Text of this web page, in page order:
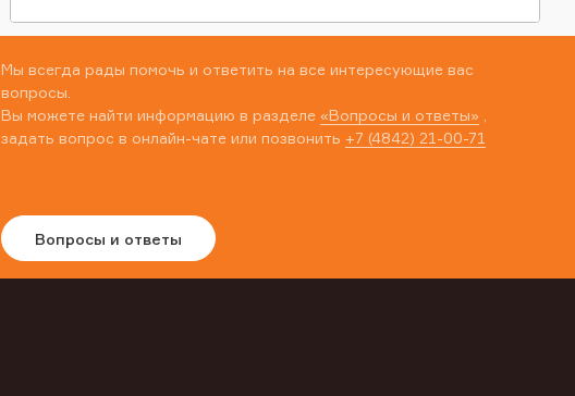
Мы всегда рады помочь и ответить на все интересующие вас
вопросы.
Вы можете найти информацию в разделе «Вопросы и ответы»
задать вопрос в онлайн-чате или позвонить +7 (4842) 21-00-71
Вопросы и ответы